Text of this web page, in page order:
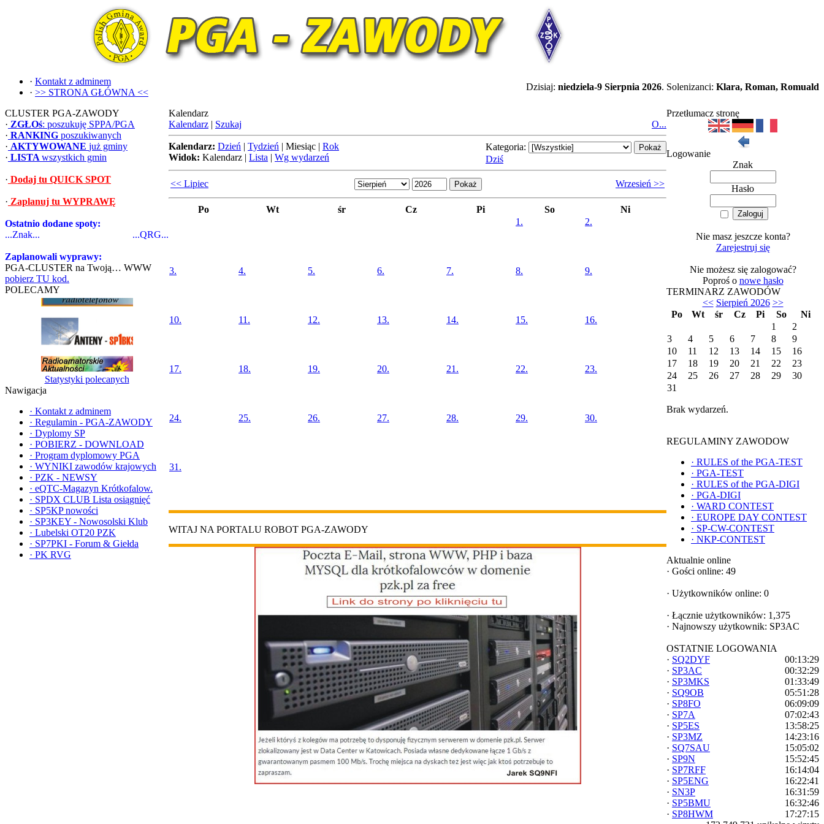
· Kontakt z adminem
· >> STRONA GŁÓWNA <<
Dzisiaj: niedziela-9 Sierpnia 2026. Solenizanci: Klara, Roman, Romuald
CLUSTER PGA-ZAWODY
· ZGŁOś: poszukuję SPPA/PGA
· RANKING poszukiwanych
· AKTYWOWANE już gminy
· LISTA wszystkich gmin
· Dodaj tu QUICK SPOT
· Zaplanuj tu WYPRAWĘ
Ostatnio dodane spoty:
...Znak...
...QRG...
Zaplanowali wyprawy:
PGA-CLUSTER na Twoją… WWW
pobierz TU kod.
POLECAMY
Statystyki polecanych
Nawigacja
· Kontakt z adminem
· Regulamin - PGA-ZAWODY
· Dyplomy SP
· POBIERZ - DOWNLOAD
· Program dyplomowy PGA
· WYNIKI zawodów krajowych
· PZK - NEWSY
· eQTC-Magazyn Krótkofalow.
· SPDX CLUB Lista osiągnięć
· SP5KP nowości
· SP3KEY - Nowosolski Klub
· Lubelski OT20 PZK
· SP7PKI - Forum & Giełda
· PK RVG
Kalendarz
Kalendarz | Szukaj O...
Kalendarz: Dzień | Tydzień | Miesiąc | Rok
Widok: Kalendarz | Lista | Wg wydarzeń
Kategoria:
Dziś
<< Lipiec Wrzesień >>
Po Wt śr Cz Pi So
Ni
1.
2.
3. 4. 5. 6. 7. 8. 9.
10. 11. 12. 13. 14. 15. 16.
17. 18. 19. 20. 21. 22. 23.
24. 25. 26. 27. 28. 29. 30.
31.
WITAJ NA PORTALU ROBOT PGA-ZAWODY
Przetłumacz stronę
Logowanie
Znak
Hasło
Nie masz jeszcze konta?
Zarejestruj się
Nie możesz się zalogować?
Poproś o nowe hasło
TERMINARZ ZAWODÓW
<< Sierpień 2026 >>
Po
Wt śr Cz Pi So
Ni
1
2
3
4 5 6 7 8
9
10
11 12 13 14 15
16
17
18 19 20 21 22
23
24
25 26 27 28 29
30
31
Brak wydarzeń.
REGULAMINY ZAWODOW
· RULES of the PGA-TEST
· PGA-TEST
· RULES of the PGA-DIGI
· PGA-DIGI
· WARD CONTEST
· EUROPE DAY CONTEST
· SP-CW-CONTEST
· NKP-CONTEST
Aktualnie online
· Gości online: 49
· Użytkowników online: 0
· Łącznie użytkowników: 1,375
· Najnowszy użytkownik: SP3AC
OSTATNIE LOGOWANIA
· SQ2DYF
00:13:29
· SP3AC
00:32:29
· SP3MKS
01:33:49
· SQ9OB
05:51:28
· SP8FO
06:09:09
· SP7A
07:02:43
· SP5ES
13:58:25
· SP3MZ
14:23:16
· SQ7SAU
15:05:02
· SP9N
15:52:45
· SP7RFF
16:14:04
· SP5ENG
16:22:41
· SN3P
16:31:59
· SP5BMU
16:32:46
· SP8HWM
17:27:15